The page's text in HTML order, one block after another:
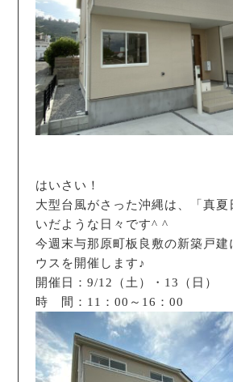
はいさい！
大型台風がさった沖縄は、「真夏
いだような日々です^ ^
今週末与那原町板良敷の新築戸建
ウスを開催します♪
開催日：9/12（土）・13（日）
時 間：11：00～16：00